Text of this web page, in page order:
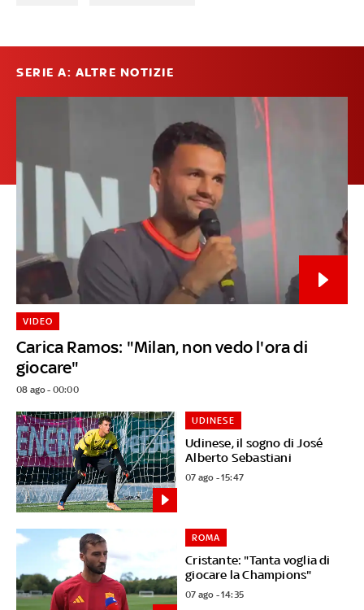
SERIE A: ALTRE NOTIZIE
Carica Ramos: "Milan, non vedo l'ora di
giocare"
VIDEO
08 ago - 00:00
Udinese, il sogno di José
Alberto Sebastiani
UDINESE
07 ago - 15:47
Cristante: "Tanta voglia di
giocare la Champions"
ROMA
07 ago - 14:35